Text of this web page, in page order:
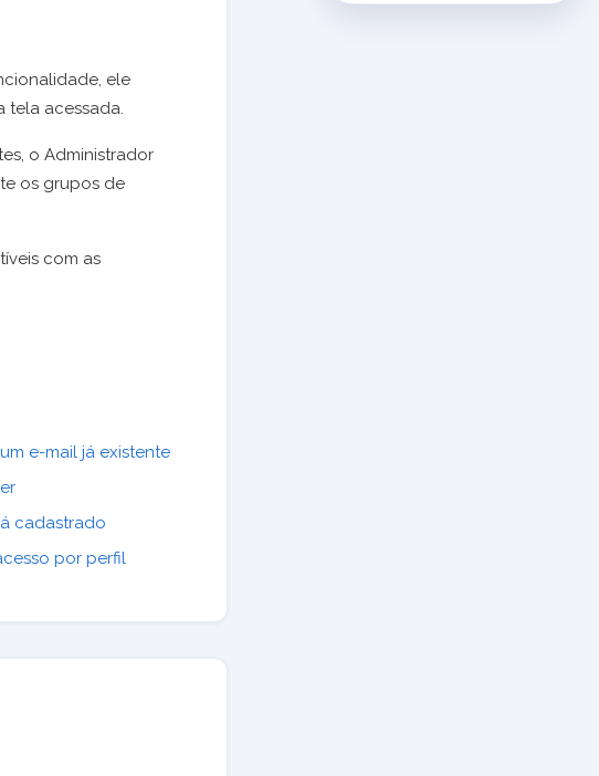
ele
acessada.
o Administrador
os grupos de
com as
e-mail já existente
cadastrado
por perfil